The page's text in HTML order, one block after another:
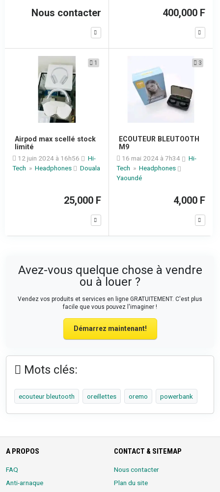
Nous contacter 400,000 F
1
Airpod max scellé stock
limité
12 juin 2024 à 16h56
Hi-
Tech » Headphones Douala
25,000 F
3
ECOUTEUR BLEUTOOTH
M9
16 mai 2024 à 7h34
Hi-
Tech » Headphones
Yaoundé
4,000 F
Avez-vous quelque chose à vendre
ou à louer ?
Vendez vos produits et services en ligne GRATUITEMENT. C'est plus
facile que vous pouvez l'imaginer !
Démarrez maintenant!
Mots clés:
ecouteur bleutooth oreillettes oremo powerbank
A PROPOS
FAQ
Anti-arnaque
CONTACT & SITEMAP
Nous contacter
Plan du site